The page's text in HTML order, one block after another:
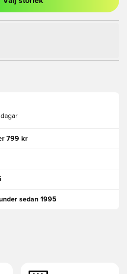
in eller registrera dig som
799 kr
sedan 1995